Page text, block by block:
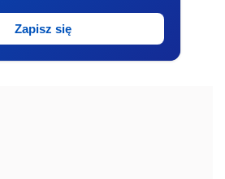
Zapisz się